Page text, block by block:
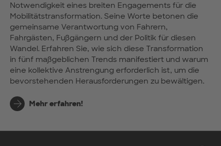
Notwendigkeit eines breiten Engagements für die
Mobilitätstransformation. Seine Worte betonen die
gemeinsame Verantwortung von Fahrern,
Fahrgästen, Fußgängern und der Politik für diesen
Wandel. Erfahren Sie, wie sich diese Transformation
in fünf maßgeblichen Trends manifestiert und warum
eine kollektive Anstrengung erforderlich ist, um die
bevorstehenden Herausforderungen zu bewältigen.
Mehr erfahren!